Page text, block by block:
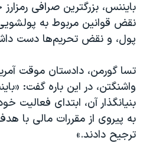
تریبونال مردمی آبان ۹۸
دادگاه حمید نوری
قانون شفافیت دارائی کادر رهبری
اعتراضات مردمی آبان ۹۸
اسرائیل در جنگ
نرگس محمدی برنده جایزه نوبل صلح
بایننس، بزرگترین صرافی
نقض قوانین مربوط به پولشویی
پول، و نقض تحریم‌ها دست
تسا گورمن، دادستان موقت
واشنگتن، در این باره گفت:
بنیانگذار آن، ابتدای
به پیروی از مقررات مالی با
ترجیح دادند.»